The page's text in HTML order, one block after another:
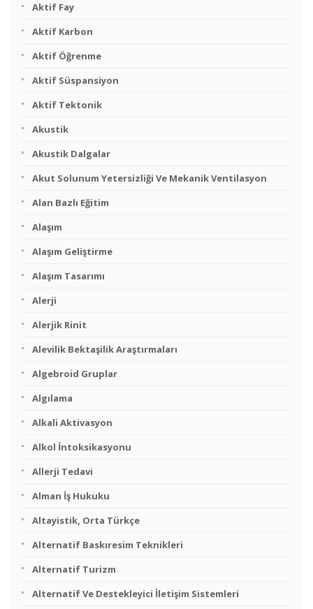
Aktif Fay
Aktif Karbon
Aktif Öğrenme
Aktif Süspansiyon
Aktif Tektonik
Akustik
Akustik Dalgalar
Akut Solunum Yetersizliği Ve Mekanik Ventilasyon
Alan Bazlı Eğitim
Alaşım
Alaşım Geliştirme
Alaşım Tasarımı
Alerji
Alerjik Rinit
Alevilik Bektaşilik Araştırmaları
Algebroid Gruplar
Algılama
Alkali Aktivasyon
Alkol İntoksikasyonu
Allerji Tedavi
Alman İş Hukuku
Altayistik, Orta Türkçe
Alternatif Baskıresim Teknikleri
Alternatif Turizm
Alternatif Ve Destekleyici İletişim Sistemleri